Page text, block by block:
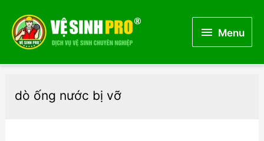
MenuMenu
dò ống nước bị vỡ